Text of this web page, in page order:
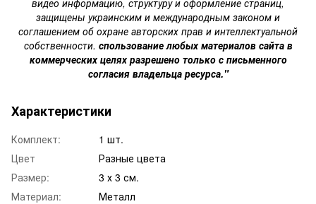
видео информацию, структуру и оформление страниц,
защищены украинским и международным законом и
соглашением об охране авторских прав и интеллектуальной
собственности. спользование любых материалов сайта в
коммерческих целях разрешено только с письменного
согласия владельца ресурса."
Характеристики
Комплект:
1 шт.
Цвет
Разные цвета
Размер:
3 х 3 см.
Материал:
Металл